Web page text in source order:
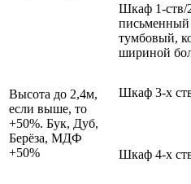
Высота до 2,4м,
если выше, то
+50%. Бук, Дуб,
Берёза, МДФ
+50%
Шкаф 1-ств/
письменный
тумбовый,
шириной
Шкаф 3-х
Шкаф 4-х